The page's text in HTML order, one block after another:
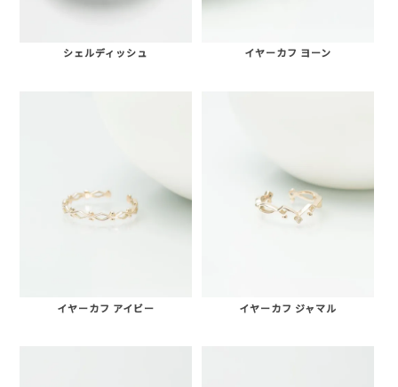
シェルディッシュ イヤーカフ ヨーン
イヤーカフ アイビー イヤーカフ ジャマル